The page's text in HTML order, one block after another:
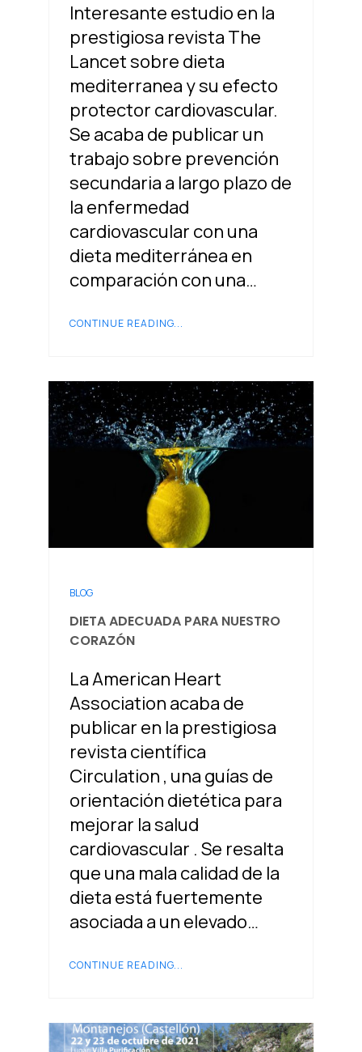
Interesante estudio en la
prestigiosa revista The
Lancet sobre dieta
mediterranea y su efecto
protector cardiovascular.
Se acaba de publicar un
trabajo sobre prevención
secundaria a largo plazo de
la enfermedad
cardiovascular con una
dieta mediterránea en
comparación con una…
CONTINUE READING...
BLOG
DIETA ADECUADA PARA NUESTRO
CORAZÓN
La American Heart
Association acaba de
publicar en la prestigiosa
revista científica
Circulation , una guías de
orientación dietética para
mejorar la salud
cardiovascular . Se resalta
que una mala calidad de la
dieta está fuertemente
asociada a un elevado…
CONTINUE READING...